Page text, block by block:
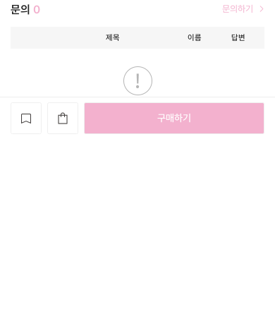
문의 0 문의하기
제목 이름 답변